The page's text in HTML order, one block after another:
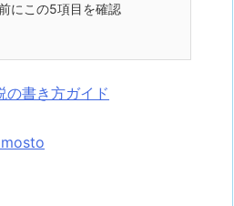
にこの5項目を確認
の書き方ガイド